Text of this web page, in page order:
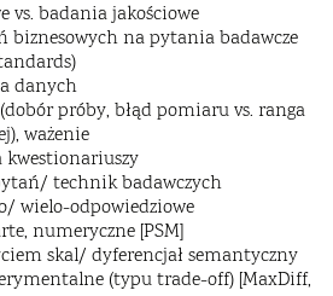
vs. badania jakościowe
biznesowych na pytania badawcze
danych
próby, błąd pomiaru vs. ranga
ważenie
kwestionariuszy
technik badawczych
wielo-odpowiedziowe
numeryczne [PSM]
skal/ dyferencjał semantyczny
(typu trade-off) [MaxDiff,